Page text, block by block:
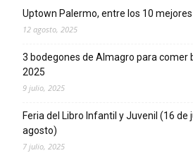
Uptown Palermo, entre los 10
12 agosto, 2025
3 bodegones de Almagro para comer
2025
9 julio, 2025
Feria del Libro Infantil y Juvenil (16 de
agosto)
7 julio, 2025